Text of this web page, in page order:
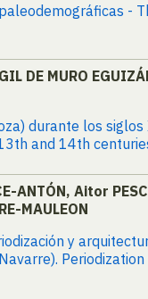
-
DE MURO
durante los
and 14th
ANTÓN, Aitor
MAULEON
y